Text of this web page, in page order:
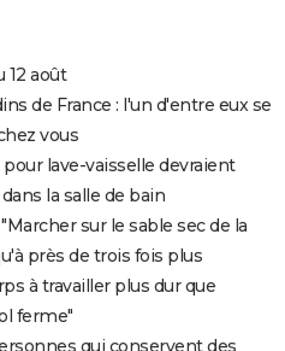
12 août
de France : l'un d'entre eux se
vous
lave-vaisselle devraient
la salle de bain
sur le sable sec de la
près de trois fois plus
à travailler plus dur que
ferme"
qui conservent des